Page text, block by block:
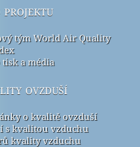
tým World Air Quality
tisk a média
ovzduší
o kvalitě ovzduší
s kvalitou vzduchu
kvality vzduchu